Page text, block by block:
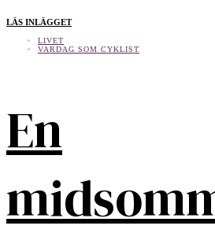
LÄS INLÄGGET
LIVET
VARDAG SOM CYKLIST
En